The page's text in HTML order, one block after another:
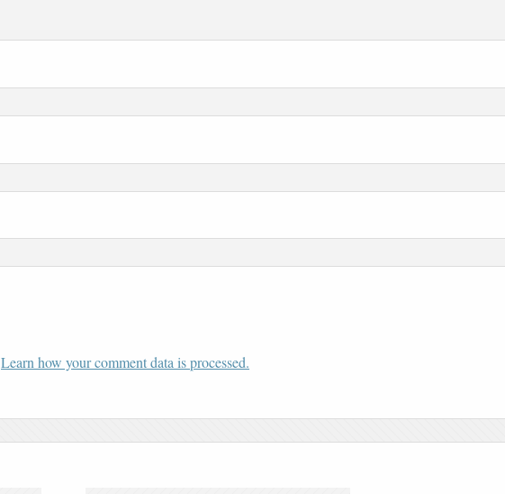
Learn how your comment data is processed.